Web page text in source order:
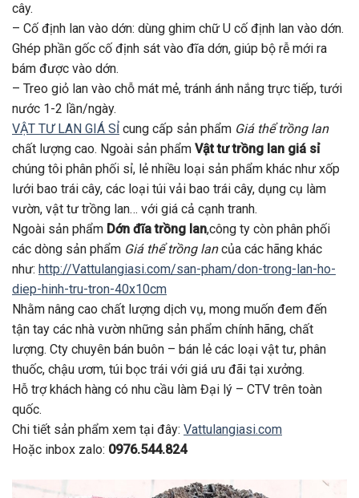
cây.
– Cố định lan vào dớn: dùng ghim chữ U cố định lan vào dớn.
Ghép phần gốc cố định sát vào đĩa dớn, giúp bộ rễ mới ra
bám được vào dớn.
– Treo giỏ lan vào chỗ mát mẻ, tránh ánh nắng trực tiếp, tưới
nước 1-2 lần/ngày.
VẬT TƯ LAN GIÁ SỈ cung cấp sản phẩm Giá thể trồng lan
chất lượng cao. Ngoài sản phẩm Vật tư trồng lan giá sỉ
chúng tôi phân phối sỉ, lẻ nhiều loại sản phẩm khác như xốp
lưới bao trái cây, các loại túi vải bao trái cây, dụng cụ làm
vườn, vật tư trồng lan… với giá cả cạnh tranh.
Ngoài sản phẩm Dớn đĩa trồng lan,công ty còn phân phối
các dòng sản phẩm Giá thể trồng lancủa các hãng khác
như: http://Vattulangiasi.com/san-pham/don-trong-lan-ho-
diep-hinh-tru-tron-40x10cm
Nhằm nâng cao chất lượng dịch vụ, mong muốn đem đến
tận tay các nhà vườn những sản phẩm chính hãng, chất
lượng. Cty chuyên bán buôn – bán lẻ các loại vật tư, phân
thuốc, chậu ươm, túi bọc trái với giá ưu đãi tại xưởng.
Hỗ trợ khách hàng có nhu cầu làm Đại lý – CTV trên toàn
quốc.
Chi tiết sản phẩm xem tại đây: Vattulangiasi.com
Hoặc inbox zalo: 0976.544.824